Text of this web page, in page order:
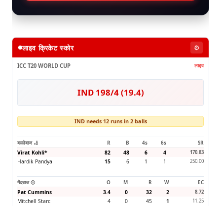
लाइव क्रिकेट स्कोर ⚙️
ICC T20 WORLD CUP लाइव
IND 198/4 (19.4)
IND needs 12 runs in 2 balls
बल्लेबाज 🏏 R B 4s 6s
SR
Virat Kohli* 82 48 6 4 170.83
Hardik Pandya 15 6 1 1 250.00
गेंदबाज 🥎 O M R W
EC
Pat Cummins
3.4 0 32 2 8.72
Mitchell Starc 4 0 45 1 11.25